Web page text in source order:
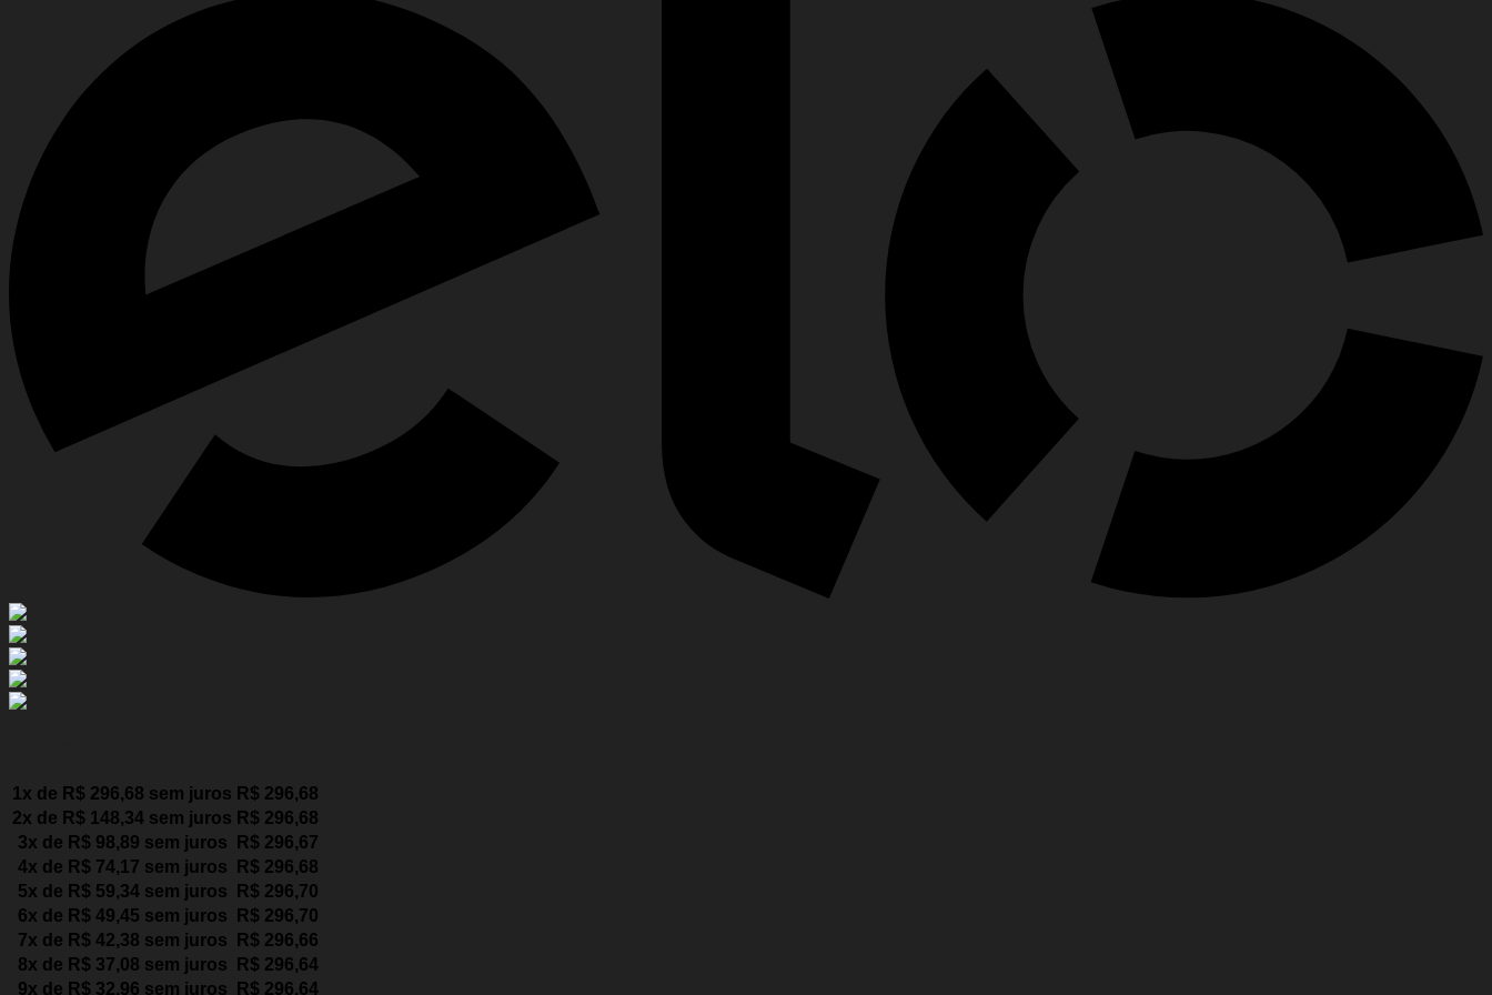
1x de R$ 296,68 sem juros R$ 296,68
2x de R$ 148,34 sem juros R$ 296,68
3x de R$ 98,89 sem juros R$ 296,67
4x de R$ 74,17 sem juros R$ 296,68
5x de R$ 59,34sem juros R$ 296,70
6x de R$ 49,45 sem juros R$ 296,70
7x de R$ 42,38 sem juros R$ 296,66
8x de R$ 37,08 sem juros R$ 296,64
9x de R$ 32,96 sem juros R$ 296,64